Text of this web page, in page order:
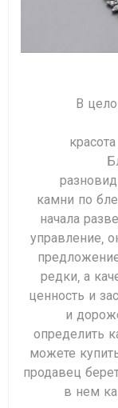
В
камни по
начала
управление,
редки, а
ценность и
и
определить
можете
продавец
в нем